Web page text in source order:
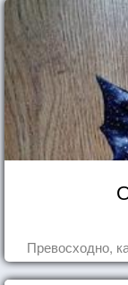
Превосходно,